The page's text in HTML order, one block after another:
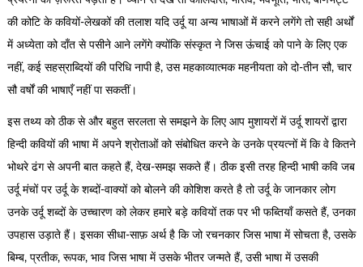
की कोटि के कवियों-लेखकों की तलाश यदि उर्दू या अन्य भाषाओं में करने लगेंगे तो सही अर्थों
में अध्येता को दाँत से पसीने आने लगेंगे क्योंकि संस्कृत ने जिस ऊंचाई को पाने के लिए एक
नहीं, कई सहस्राब्दियों की परिधि नापी है, उस महकाव्यात्मक महनीयता को दो-तीन सौ, चार
सौ वर्षों की भाषाएँ नहीं पा सकतीं।
इस तथ्य को ठीक से और बहुत सरलता से समझने के लिए आप मुशायरों में उर्दू शायरों द्वारा
हिन्दी कवियों की भाषा में अपने श्रोताओं को संबोधित करने के उनके प्रयत्नों में कि वे कितने
भोथरे ढंग से अपनी बात कहते हैं, देख-समझ सकते हैं। ठीक इसी तरह हिन्दी भाषी कवि जब
उर्दू मंचों पर उर्दू के शब्दों-वाक्यों को बोलने की कोशिश करते है तो उर्दू के जानकार लोग
उनके उर्दू शब्दों के उच्चारण को लेकर हमारे बड़े कवियों तक पर भी फब्तियाँ कसते हैं, उनका
उपहास उड़ाते हैं। इसका सीधा-साफ़ अर्थ है कि जो रचनकार जिस भाषा में सोचता है, उसके
बिम्ब, प्रतीक, रूपक, भाव जिस भाषा में उसके भीतर जन्मते हैं, उसी भाषा में उसकी